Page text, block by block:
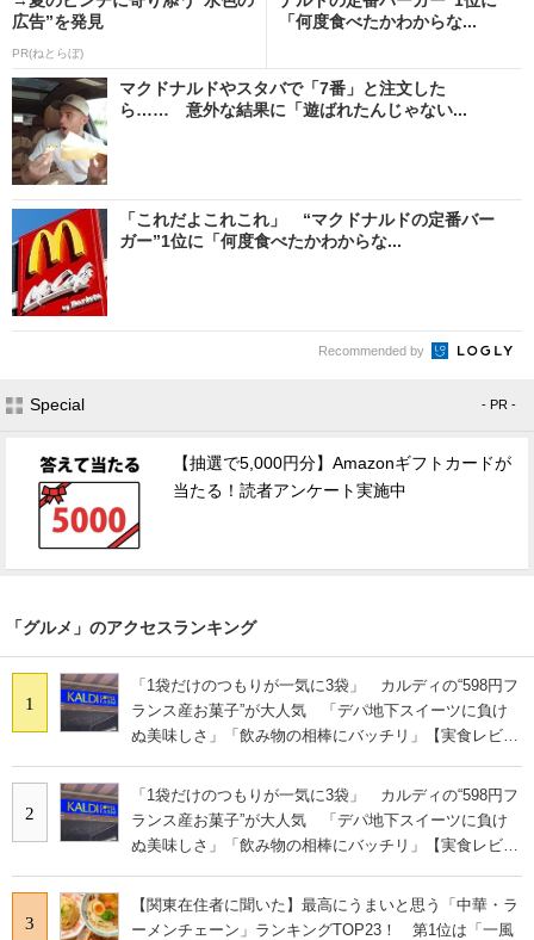
広告”を発見
PR(ねとらぼ)
「何度食べたかわからな...
マクドナルドやスタバで「7番」と注文した
ら…… 意外な結果に「遊ばれたんじゃない...
「これだよこれこれ」 “マクドナルドの定番バー
ガー”1位に「何度食べたかわからな...
Recommended by
Special - PR -
【抽選で5,000円分】Amazonギフトカードが
当たる！読者アンケート実施中
「グルメ」のアクセスランキング
1
「1袋だけのつもりが一気に3袋」 カルディの“598円フ
ランス産お菓子”が大人気 「デパ地下スイーツに負け
ぬ美味しさ」「飲み物の相棒にバッチリ」【実食レビュ
2
「1袋だけのつもりが一気に3袋」 カルディの“598円フ
ランス産お菓子”が大人気 「デパ地下スイーツに負け
ぬ美味しさ」「飲み物の相棒にバッチリ」【実食レビュ
3
【関東在住者に聞いた】最高にうまいと思う「中華・ラ
ーメンチェーン」ランキングTOP23！ 第1位は「一風